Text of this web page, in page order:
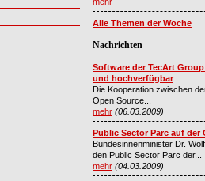
Alle Themen der Woche
Nachrichten
Software der TecArt
und hochverfügbar
Die Kooperation zwischen
Open Source...
mehr (06.03.2009)
Public Sector Parc auf der
Bundesinnenminister Dr.
den Public Sector Parc der...
mehr (04.03.2009)